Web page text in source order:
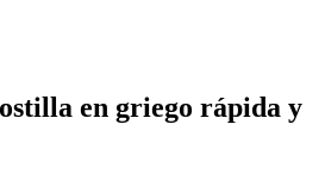
en griego rápida y